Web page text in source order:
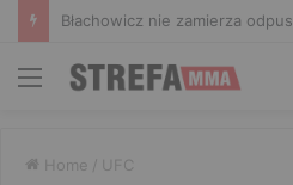
Menu
Home / UFC